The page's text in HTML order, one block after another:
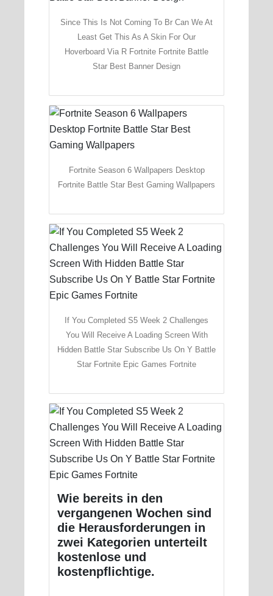
Since This Is Not Coming To Br Can We At
Least Get This As A Skin For Our
Hoverboard Via R Fortnite Fortnite Battle
Star Best Banner Design
Fortnite Season 6 Wallpapers Desktop
Fortnite Battle Star Best Gaming Wallpapers
If You Completed S5 Week 2 Challenges
You Will Receive A Loading Screen With
Hidden Battle Star Subscribe Us On Y Battle
Star Fortnite Epic Games Fortnite
Wie bereits in den
vergangenen Wochen sind
die Herausforderungen in
zwei Kategorien unterteilt
kostenlose und
kostenpflichtige.